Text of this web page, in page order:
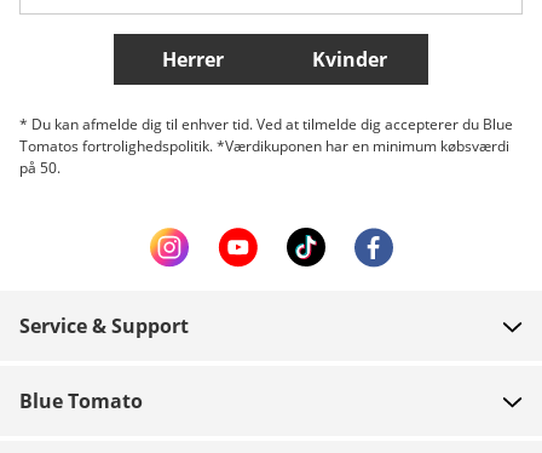
Flere lande
Herrer Kvinder
* Du kan afmelde dig til enhver tid. Ved at tilmelde dig accepterer du Blue
Tomatos fortrolighedspolitik. *Værdikuponen har en minimum købsværdi
på 50.
Service & Support
Blue Tomato